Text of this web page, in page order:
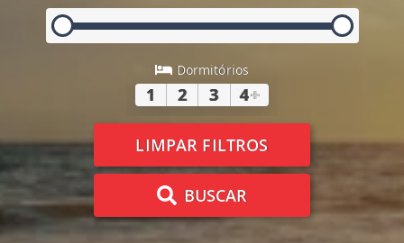
Dormitórios
1 2 3 4+
LIMPAR FILTROS
BUSCAR